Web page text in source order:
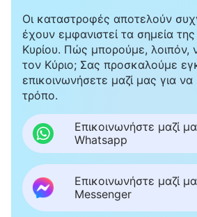
Οι καταστροφές αποτελούν
έχουν εμφανιστεί τα σημεία
Κυρίου. Πώς μπορούμε, λοιπόν,
τον Κύριο; Σας προσκαλούμε
επικοινωνήσετε μαζί μας για να
τρόπο.
Επικοινωνήστε μαζί
Whatsapp
Επικοινωνήστε μαζί
Messenger